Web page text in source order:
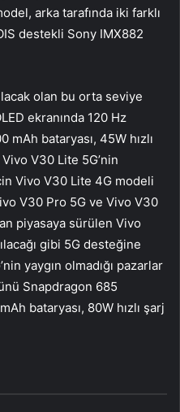
arka tarafında iki farklı
destekli Sony IMX882
olan bu orta seviye
ekranında 120 Hz
mAh bataryası, 45W hızlı
V30 Lite 5G’nin
Vivo V30 Lite 4G modeli
V30 Pro 5G ve Vivo V30
piyasaya sürülen Vivo
gibi 5G desteğine
yaygın olmadığı pazarlar
Snapdragon 685
bataryası, 80W hızlı şarj